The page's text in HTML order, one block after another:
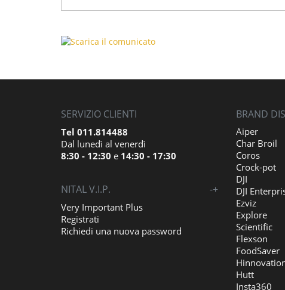
SERVIZIO CLIENTI
Tel 011.814488
Dal lunedì al venerdì
8:30 - 12:30 e 14:30 - 17:30
NITAL V.I.P. +
-
Very Important Plus
Registrati
Richiedi una nuova password
BRAND
Aiper
Char Broil
Coros
Crock-pot
DJI
DJI
Ezviz
Explore
Scientific
Flexson
FoodSaver
Hutt
Insta360